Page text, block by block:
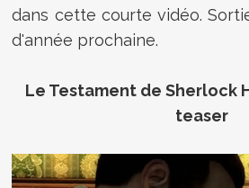
dans cette courte vidéo.
d'année prochaine.
Le Testament de Sherlock
teaser